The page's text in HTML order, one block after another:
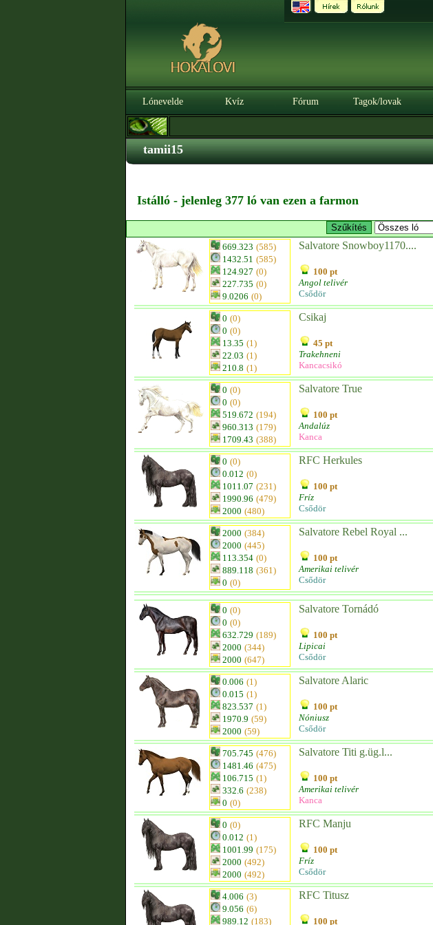
Lónevelde Kvíz Fórum Tagok/lovak
tamii15
Istálló - jelenleg 377 ló van ezen a farmon
669.323 (585)
1432.51 (585)
124.927 (0)
227.735 (0)
9.0206 (0)
Salvatore Snowboy1170....
100 pt
Angol telivér
Csődör
0 (0)
0 (0)
13.35 (1)
22.03 (1)
210.8 (1)
Csikaj
45 pt
Trakehneni
Kancacsikó
0 (0)
0 (0)
519.672 (194)
960.313 (179)
1709.43 (388)
Salvatore True
100 pt
Andalúz
Kanca
0 (0)
0.012 (0)
1011.07 (231)
1990.96 (479)
2000 (480)
RFC Herkules
100 pt
Fríz
Csődör
2000 (384)
2000 (445)
113.354 (0)
889.118 (361)
0 (0)
Salvatore Rebel Royal ...
100 pt
Amerikai telivér
Csődör
0 (0)
0 (0)
632.729 (189)
2000 (344)
2000 (647)
Salvatore Tornádó
100 pt
Lipicai
Csődör
0.006 (1)
0.015 (1)
823.537 (1)
1970.9 (59)
2000 (59)
Salvatore Alaric
100 pt
Nóniusz
Csődör
705.745 (476)
1481.46 (475)
106.715 (1)
332.6 (238)
0 (0)
Salvatore Titi g.üg.l...
100 pt
Amerikai telivér
Kanca
0 (0)
0.012 (1)
1001.99 (175)
2000 (492)
2000 (492)
RFC Manju
100 pt
Fríz
Csődör
4.006 (3)
9.056 (6)
989.12 (183)
RFC Titusz
100 pt